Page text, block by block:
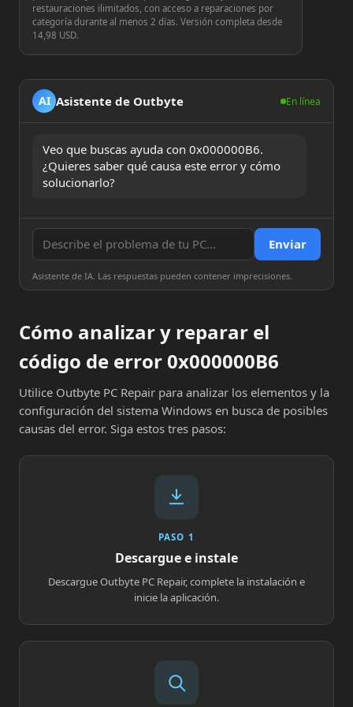
restauraciones ilimitados, con acceso a reparaciones por
categoría durante al menos 2 días. Versión completa desde
14,98 USD.
AI Asistente de Outbyte En línea
Veo que buscas ayuda con 0x000000B6.
¿Quieres saber qué causa este error y cómo
solucionarlo?
Enviar
Asistente de IA. Las respuestas pueden contener imprecisiones.
Cómo analizar y reparar el
código de error 0x000000B6
Utilice Outbyte PC Repair para analizar los elementos y la
configuración del sistema Windows en busca de posibles
causas del error. Siga estos tres pasos:
PASO 1
Descargue e instale
Descargue Outbyte PC Repair, complete la instalación e
inicie la aplicación.